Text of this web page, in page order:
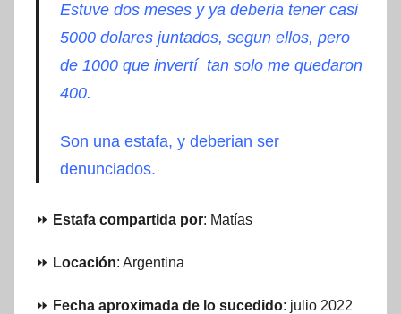
Estuve dos meses y ya deberia tener casi
5000 dolares juntados, segun ellos, pero
de 1000 que invertí tan solo me quedaron
400.
Son una estafa, y deberian ser
denunciados.
⏩ Estafa compartida por: Matías
⏩ Locación: Argentina
⏩ Fecha aproximada de lo sucedido: julio 2022